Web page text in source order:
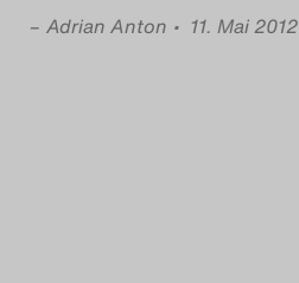
– Adrian Anton • 11. Mai 2012